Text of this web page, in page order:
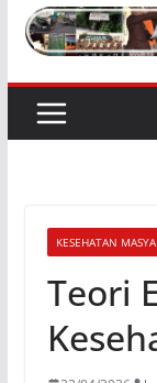
KESEHATAN
Teori